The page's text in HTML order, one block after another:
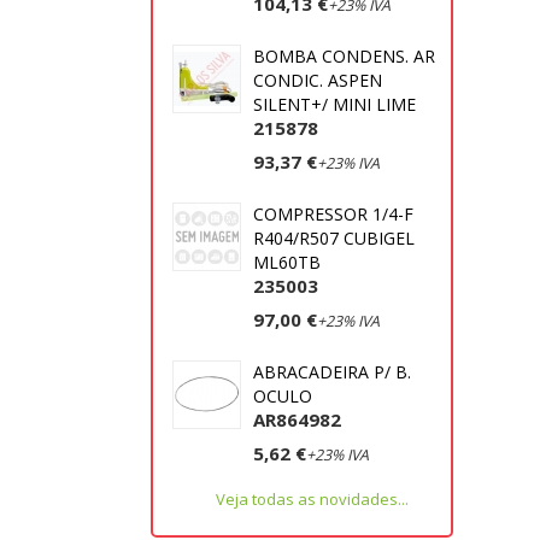
+23% IVA
BOMBA CONDENS. AR
CONDIC. ASPEN
SILENT+/ MINI LIME
215878
93,37 €+23% IVA
COMPRESSOR 1/4-F
R404/R507 CUBIGEL
ML60TB
235003
97,00 €+23% IVA
ABRACADEIRA P/ B.
OCULO
AR864982
5,62 €+23% IVA
Veja todas as novidades...